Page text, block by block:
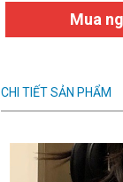
Mua
CHI TIẾT SẢN PHẨM